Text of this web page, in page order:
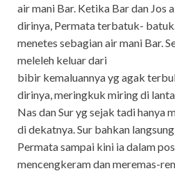
air mani Bar. Ketika Bar dan Jos
dirinya, Permata terbatuk-
menetes sebagian air mani Bar.
meleleh keluar dari
bibir kemaluannya yg agak
dirinya, meringkuk miring di
Nas dan Sur yg sejak tadi hanya
di dekatnya. Sur bahkan
Permata sampai kini ia dalam
mencengkeram dan meremas-